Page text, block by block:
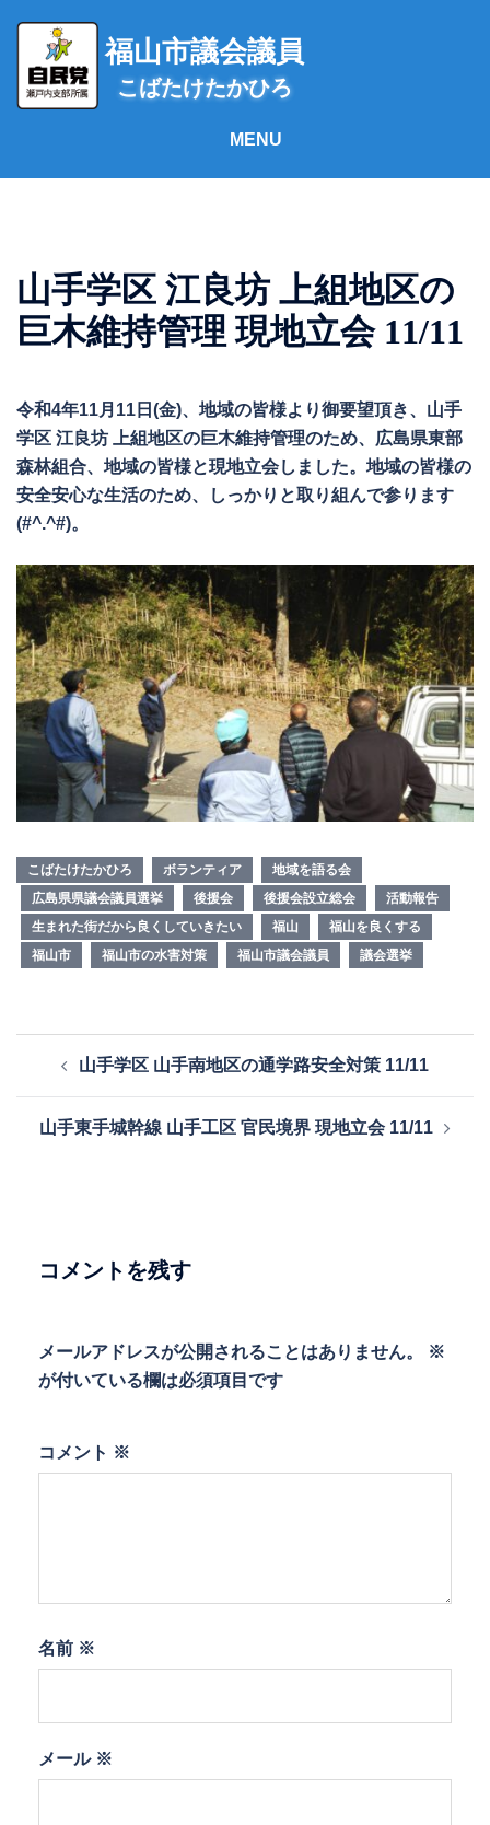
ス
福山市議会議員
こばたけたかひろ
山手学区 江良坊 上組地区の
巨木維持管理 現地立会 11/11
令和4年11月11日(金)、地域の皆様より御要望頂き、山手
学区 江良坊 上組地区の巨木維持管理のため、広島県東部
森林組合、地域の皆様と現地立会しました。地域の皆様の
安全安心な生活のため、しっかりと取り組んで参ります
(#^.^#)。
こばたけたかひろ ボランティア
地域を語る会
広島県県議会議員選挙
後援会 後援会設立総会
活動報告
生まれた街だから良くしていきたい
福山
福山を良くする
福山市
福山市の水害対策 福山市議会議員 議会選挙
ビ
ョ
山手学区 山手南地区の通学路安全対策 11/11
山手東手城幹線 山手工区 官民境界 現地立会 11/11
コメントを残す
メールアドレスが公開されることはありません。
※
が付いている欄は必須項目です
コメント ※
名前 ※
メール ※